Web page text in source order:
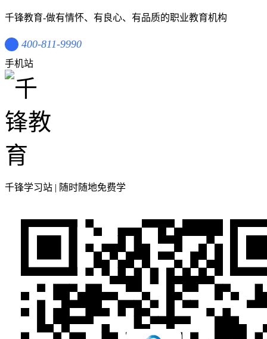
千锋教育-做有情怀、有良心、有品质的职业教育机构
400-811-9990
手机站
千锋学习站 | 随时随地免费学